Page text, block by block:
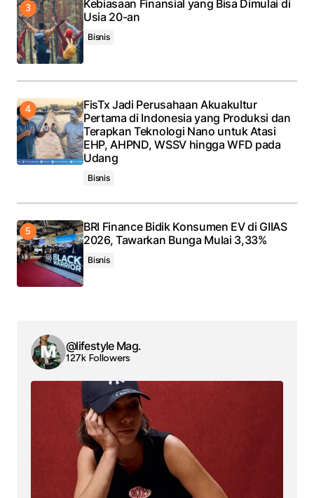
Kebiasaan Finansial yang Bisa Dimulai di
Usia 20-an
Bisnis
FisTx Jadi Perusahaan Akuakultur
Pertama di Indonesia yang Produksi dan
Terapkan Teknologi Nano untuk Atasi
EHP, AHPND, WSSV hingga WFD pada
Udang
Bisnis
BRI Finance Bidik Konsumen EV di GIIAS
2026, Tawarkan Bunga Mulai 3,33%
Bisnis
@lifestyle Mag.
127k Followers